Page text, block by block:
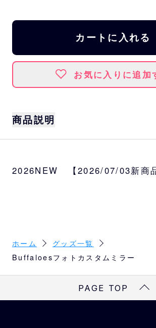
カートに入れる
お気に入りに追加
商品説明
フタ部分にL版写真をセットすれ
PS、ガラス、ABS 他
2026NEW 【2026/07/03新商品
ホーム
グッズ一覧
Buffaloesフォトカスタムミラー
PAGE TOP